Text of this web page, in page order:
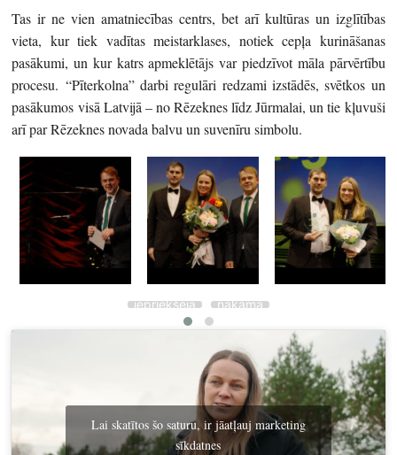
Tas ir ne vien amatniecības centrs, bet arī kultūras un izglītības
vieta, kur tiek vadītas meistarklases, notiek cepļa kurināšanas
pasākumi, un kur katrs apmeklētājs var piedzīvot māla pārvērtību
procesu. “Pīterkolna” darbi regulāri redzami izstādēs, svētkos un
pasākumos visā Latvijā – no Rēzeknes līdz Jūrmalai, un tie kļuvuši
arī par Rēzeknes novada balvu un suvenīru simbolu.
iepriekšējā nākamā
Lai skatītos šo saturu, ir jāatļauj marketing
sīkdatnes